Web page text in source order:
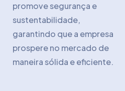
promove segurança e
sustentabilidade,
garantindo que a empresa
prospere no mercado de
maneira sólida e eficiente.